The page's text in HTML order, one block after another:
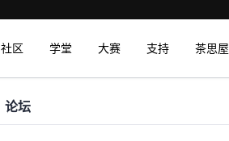
社区 学堂 大赛 支持 茶思屋
论坛